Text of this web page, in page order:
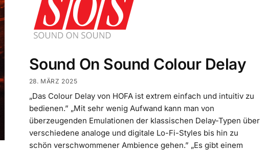
Sound On Sound Colour Delay
28. MÄRZ 2025
„Das Colour Delay von HOFA ist extrem einfach und intuitiv zu
bedienen.” „Mit sehr wenig Aufwand kann man von
überzeugenden Emulationen der klassischen Delay-Typen über
verschiedene analoge und digitale Lo-Fi-Styles bis hin zu
schön verschwommener Ambience gehen.” „Es gibt einem